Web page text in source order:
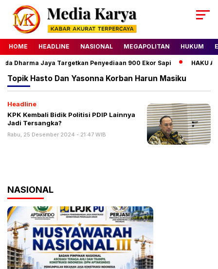
HOME HEADLINE NASIONAL MEGAPOLITAN HUKUM
Dharma Jaya Targetkan Penyediaan 900 Ekor Sapi HAKU
Topik Hasto Dan Yasonna Korban Harun Masiku
Headline
KPK Kembali Bidik Politisi PDIP Lainnya
Jadi Tersangka?
Rabu, 25 Desember 2024 - 21:47 WIB
NASIONAL